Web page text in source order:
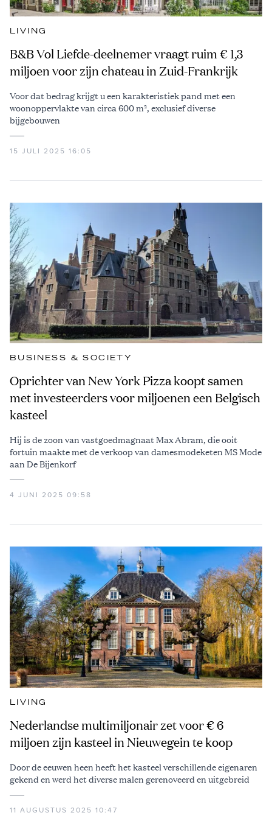
LIVING
B&B Vol Liefde-deelnemer vraagt ruim € 1,3
miljoen voor zijn chateau in Zuid-Frankrijk
Voor dat bedrag krijgt u een karakteristiek pand met een
woonoppervlakte van circa 600 m², exclusief diverse
bijgebouwen
15 JULI 2025 16:05
BUSINESS & SOCIETY
Oprichter van New York Pizza koopt samen
met investeerders voor miljoenen een Belgisch
kasteel
Hij is de zoon van vastgoedmagnaat Max Abram, die ooit
fortuin maakte met de verkoop van damesmodeketen MS Mode
aan De Bijenkorf
4 JUNI 2025 09:58
LIVING
Nederlandse multimiljonair zet voor € 6
miljoen zijn kasteel in Nieuwegein te koop
Door de eeuwen heen heeft het kasteel verschillende eigenaren
gekend en werd het diverse malen gerenoveerd en uitgebreid
11 AUGUSTUS 2025 10:47